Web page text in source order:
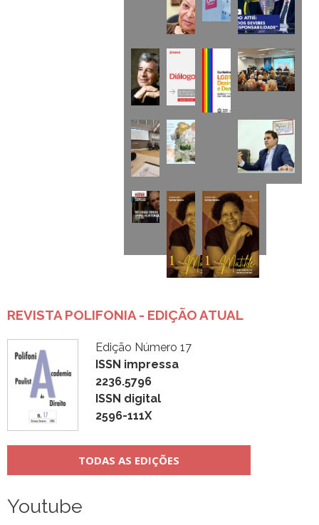
REVISTA POLIFONIA - EDIÇÃO ATUAL
Edição Número 17
ISSN impressa
2236.5796
ISSN digital
2596-111X
TODAS AS EDIÇÕES
Youtube